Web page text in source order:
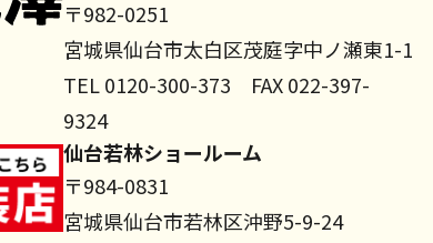
〒982-0251
宮城県仙台市太白区茂庭字中ノ瀬東1-1
TEL 0120-300-373 FAX 022-397-
9324
仙台若林ショールーム
〒984-0831
宮城県仙台市若林区沖野5-9-24